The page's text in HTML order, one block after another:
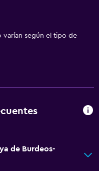
varían según el tipo de
de Burdeos-